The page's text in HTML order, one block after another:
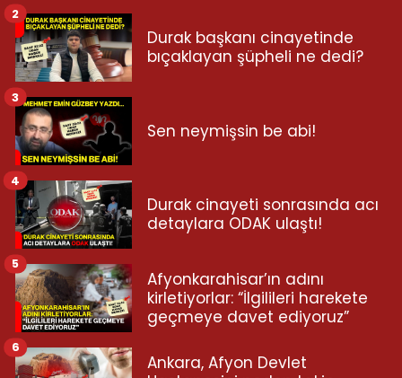
Durak başkanı cinayetinde
bıçaklayan şüpheli ne dedi?
2
Sen neymişsin be abi!
3
Durak cinayeti sonrasında acı
detaylara ODAK ulaştı!
4
Afyonkarahisar’ın adını
kirletiyorlar: “İlgilileri harekete
geçmeye davet ediyoruz”
5
Ankara, Afyon Devlet
6